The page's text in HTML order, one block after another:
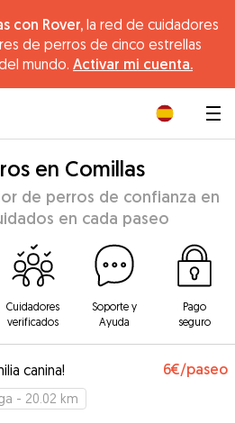
con Rover, la red de cuidadores
de perros de cinco estrellas
mundo. Activar mi cuenta.
en Comillas
de perros de confianza en
en cada paseo
Cuidadores
verificados
Soporte y
Ayuda
Pago
seguro
canina! 6€/paseo
- 20.02 km